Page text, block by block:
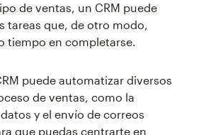
de ventas, un CRM puede
tareas que, de otro modo,
tiempo en completarse.
puede automatizar diversos
de ventas, como la
y el envío de correos
que puedas centrarte en